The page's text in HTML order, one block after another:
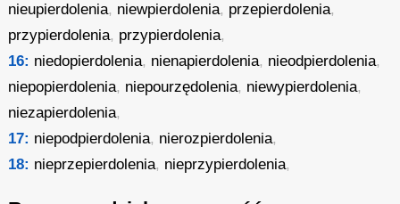
nieupierdolenia, niewpierdolenia, przepierdolenia,
przypierdolenia, przypierdolenia,
16: niedopierdolenia, nienapierdolenia, nieodpierdolenia,
niepopierdolenia, niepourzędolenia, niewypierdolenia,
niezapierdolenia,
17: niepodpierdolenia, nierozpierdolenia,
18: nieprzepierdolenia, nieprzypierdolenia,